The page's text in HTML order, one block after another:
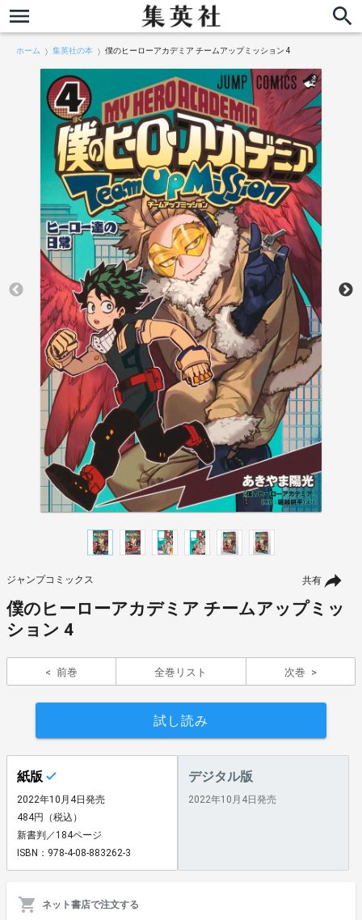
ホーム 集英社の本 僕のヒーローアカデミア チームアップミッション 4
共有
ジャンプコミックス
僕のヒーローアカデミア チームアップミッ
ション 4
前巻 全巻リスト 次巻
試し読み
紙版
2022年10月4日発売
484円（税込）
新書判／184ページ
ISBN：978-4-08-883262-3
デジタル版
2022年10月4日発売
ネット書店で注文する